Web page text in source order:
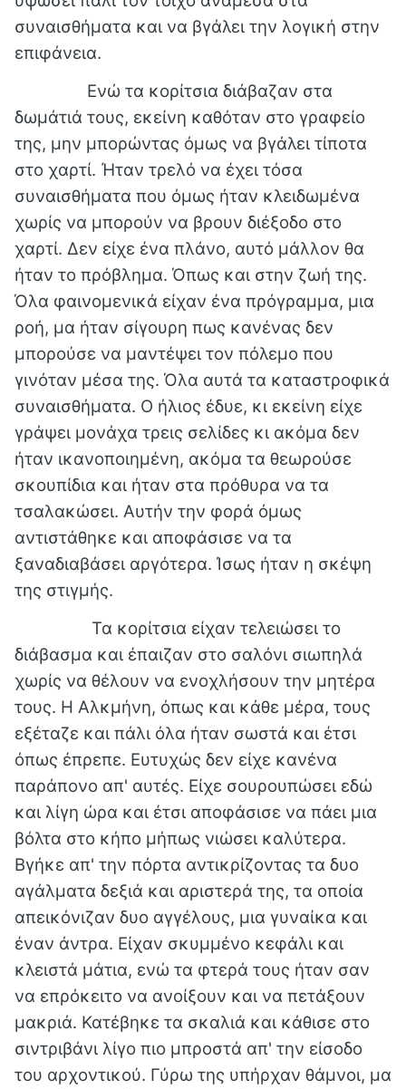
συναισθήματα και να βγάλει την λογική στην
επιφάνεια.
Ενώ τα κορίτσια διάβαζαν στα
δωμάτιά τους, εκείνη καθόταν στο γραφείο
της, μην μπορώντας όμως να βγάλει τίποτα
στο χαρτί. Ήταν τρελό να έχει τόσα
συναισθήματα που όμως ήταν κλειδωμένα
χωρίς να μπορούν να βρουν διέξοδο στο
χαρτί. Δεν είχε ένα πλάνο, αυτό μάλλον θα
ήταν το πρόβλημα. Όπως και στην ζωή της.
Όλα φαινομενικά είχαν ένα πρόγραμμα, μια
ροή, μα ήταν σίγουρη πως κανένας δεν
μπορούσε να μαντέψει τον πόλεμο που
γινόταν μέσα της. Όλα αυτά τα καταστροφικά
συναισθήματα. Ο ήλιος έδυε, κι εκείνη είχε
γράψει μονάχα τρεις σελίδες κι ακόμα δεν
ήταν ικανοποιημένη, ακόμα τα θεωρούσε
σκουπίδια και ήταν στα πρόθυρα να τα
τσαλακώσει. Αυτήν την φορά όμως
αντιστάθηκε και αποφάσισε να τα
ξαναδιαβάσει αργότερα. Ίσως ήταν η σκέψη
της στιγμής.
Τα κορίτσια είχαν τελειώσει το
διάβασμα και έπαιζαν στο σαλόνι σιωπηλά
χωρίς να θέλουν να ενοχλήσουν την μητέρα
τους. Η Αλκμήνη, όπως και κάθε μέρα, τους
εξέταζε και πάλι όλα ήταν σωστά και έτσι
όπως έπρεπε. Ευτυχώς δεν είχε κανένα
παράπονο απ' αυτές. Είχε σουρουπώσει εδώ
και λίγη ώρα και έτσι αποφάσισε να πάει μια
βόλτα στο κήπο μήπως νιώσει καλύτερα.
Βγήκε απ' την πόρτα αντικρίζοντας τα δυο
αγάλματα δεξιά και αριστερά της, τα οποία
απεικόνιζαν δυο αγγέλους, μια γυναίκα και
έναν άντρα. Είχαν σκυμμένο κεφάλι και
κλειστά μάτια, ενώ τα φτερά τους ήταν σαν
να επρόκειτο να ανοίξουν και να πετάξουν
μακριά. Κατέβηκε τα σκαλιά και κάθισε στο
σιντριβάνι λίγο πιο μπροστά απ' την είσοδο
του αρχοντικού. Γύρω της υπήρχαν θάμνοι, μα